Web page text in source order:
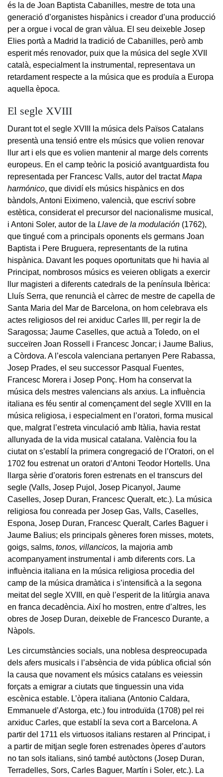
és la de Joan Baptista Cabanilles, mestre de tota una
generació d’organistes hispànics i creador d’una producció
per a orgue i vocal de gran vàlua. El seu deixeble Josep
Elies portà a Madrid la tradició de Cabanilles, però amb
esperit més renovador, puix que la música del segle XVII
català, especialment la instrumental, representava un
retardament respecte a la música que es produïa a Europa
aquella època.
El segle XVIII
Durant tot el segle XVIII la música dels Països Catalans
presentà una tensió entre els músics que volien renovar
llur art i els que es volien mantenir al marge dels corrents
europeus. En el camp teòric la posició avantguardista fou
representada per Francesc Valls, autor del tractatMapa
harmónico, que dividí els músics hispànics en dos
bàndols, Antoni Eiximeno, valencià, que escriví sobre
estètica, considerat el precursor del nacionalisme musical,
i Antoni Soler, autor de la Llave de la modulación (1762),
que tingué com a principals oponents els germans Joan
Baptista i Pere Bruguera, representants de la rutina
hispànica. Davant les poques oportunitats que hi havia al
Principat, nombrosos músics es veieren obligats a exercir
llur magisteri a diferents catedrals de la península Ibèrica:
Lluís Serra, que renuncià el càrrec de mestre de capella de
Santa Maria del Mar de Barcelona, on hom celebrava els
actes religiosos del rei arxiduc Carles III, per regir la de
Saragossa; Jaume Caselles, que actuà a Toledo, on el
succeïren Joan Rossell i Francesc Joncar; i Jaume Balius,
a Còrdova. A l’escola valenciana pertanyen Pere Rabassa,
Josep Prades, el seu successor Pasqual Fuentes,
Francesc Morera i Josep Ponç. Hom ha conservat la
música dels mestres valencians als arxius. La influència
italiana es féu sentir al començament del segle XVIII en la
música religiosa, i especialment en l’oratori, forma musical
que, malgrat l’estreta vinculació amb Itàlia, havia restat
allunyada de la vida musical catalana. València fou la
ciutat on s’establí la primera congregació de l’Oratori, on el
1702 fou estrenat un oratori d’Antoni Teodor Hortells. Una
llarga sèrie d’oratoris foren estrenats en el transcurs del
segle (Valls, Josep Pujol, Josep Picanyol, Jaume
Caselles, Josep Duran, Francesc Queralt, etc.). La música
religiosa fou conreada per Josep Gas, Valls, Caselles,
Espona, Josep Duran, Francesc Queralt, Carles Baguer i
Jaume Balius; els principals gèneres foren misses, motets,
goigs, salms, tonos, villancicos, la majoria amb
acompanyament instrumental i amb diferents cors. La
influència italiana en la música religiosa procedia del
camp de la música dramàtica i s’intensificà a la segona
meitat del segle XVIII, en què l’esperit de la litúrgia anava
en franca decadència. Així ho mostren, entre d’altres, les
obres de Josep Duran, deixeble de Francesco Durante, a
Nàpols.
Les circumstàncies socials, una noblesa despreocupada
dels afers musicals i l’absència de vida pública oficial són
la causa que novament els músics catalans es veiessin
forçats a emigrar a ciutats que tinguessin una vida
escènica estable. L’òpera italiana (Antonio Caldara,
Emmanuele d’Astorga, etc.) fou introduïda (1708) pel rei
arxiduc Carles, que establí la seva cort a Barcelona. A
partir del 1711 els virtuosos italians restaren al Principat, i
a partir de mitjan segle foren estrenades òperes d’autors
no tan sols italians, sinó també autòctons (Josep Duran,
Terradelles, Sors, Carles Baguer, Martín i Soler, etc.). La